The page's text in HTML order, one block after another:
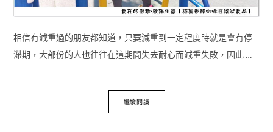
相信有減重過的朋友都知道，只要減重到一定程度時就是會有停
滯期，大部份的人也往往在這期間失去耐心而減重失敗，因此 …
繼續閱讀